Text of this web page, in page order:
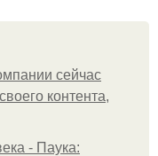
сейчас
контента,
- Паука: